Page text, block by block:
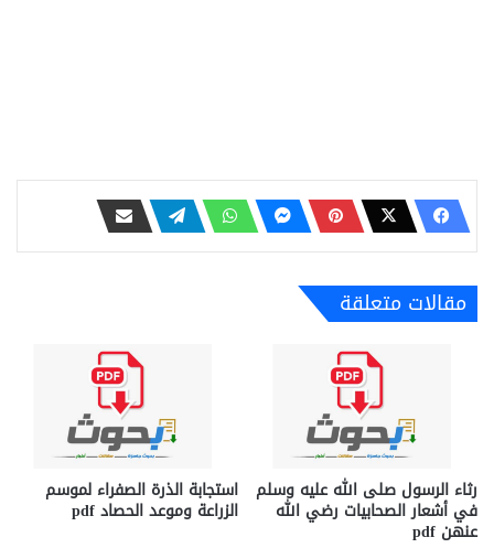
مقالات متعلقة
رثاء الرسول صلى الله عليه وسلم
في أشعار الصحابيات رضي الله
عنهن pdf
استجابة الذرة الصفراء لموسم
الزراعة وموعد الحصاد pdf